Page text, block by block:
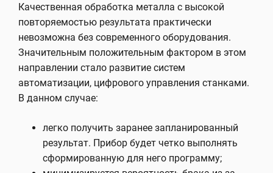
Качественная обработка металла с высокой
повторяемостью результата практически
невозможна без современного оборудования.
Значительным положительным фактором в этом
направлении стало развитие систем
автоматизации, цифрового управления станками.
В данном случае:
легко получить заранее запланированный
результат. Прибор будет четко выполнять
сформированную для него программу;